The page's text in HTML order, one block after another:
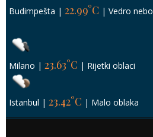
Budimpešta | 22.99°C | Vedro nebo
Milano | 23.63°C | Rijetki oblaci
Istanbul | 23.42°C | Malo oblaka